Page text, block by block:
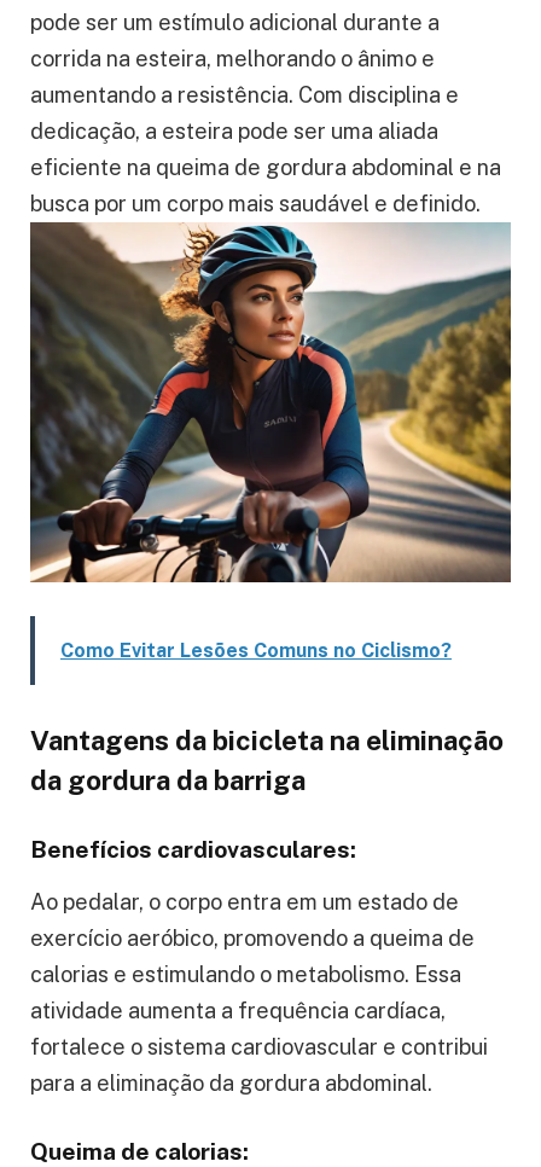
pode ser um estímulo adicional durante a
corrida na esteira, melhorando o ânimo e
aumentando a resistência. Com disciplina e
dedicação, a esteira pode ser uma aliada
eficiente na queima de gordura abdominal e na
busca por um corpo mais saudável e definido.
Como Evitar Lesões Comuns no Ciclismo?
Vantagens da bicicleta na eliminação
da gordura da barriga
Benefícios cardiovasculares:
Ao pedalar, o corpo entra em um estado de
exercício aeróbico, promovendo a queima de
calorias e estimulando o metabolismo. Essa
atividade aumenta a frequência cardíaca,
fortalece o sistema cardiovascular e contribui
para a eliminação da gordura abdominal.
Queima de calorias: